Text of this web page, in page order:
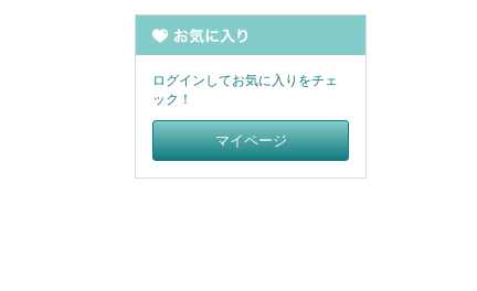
ログインしてお気に入りをチェ
ック！
マイページ